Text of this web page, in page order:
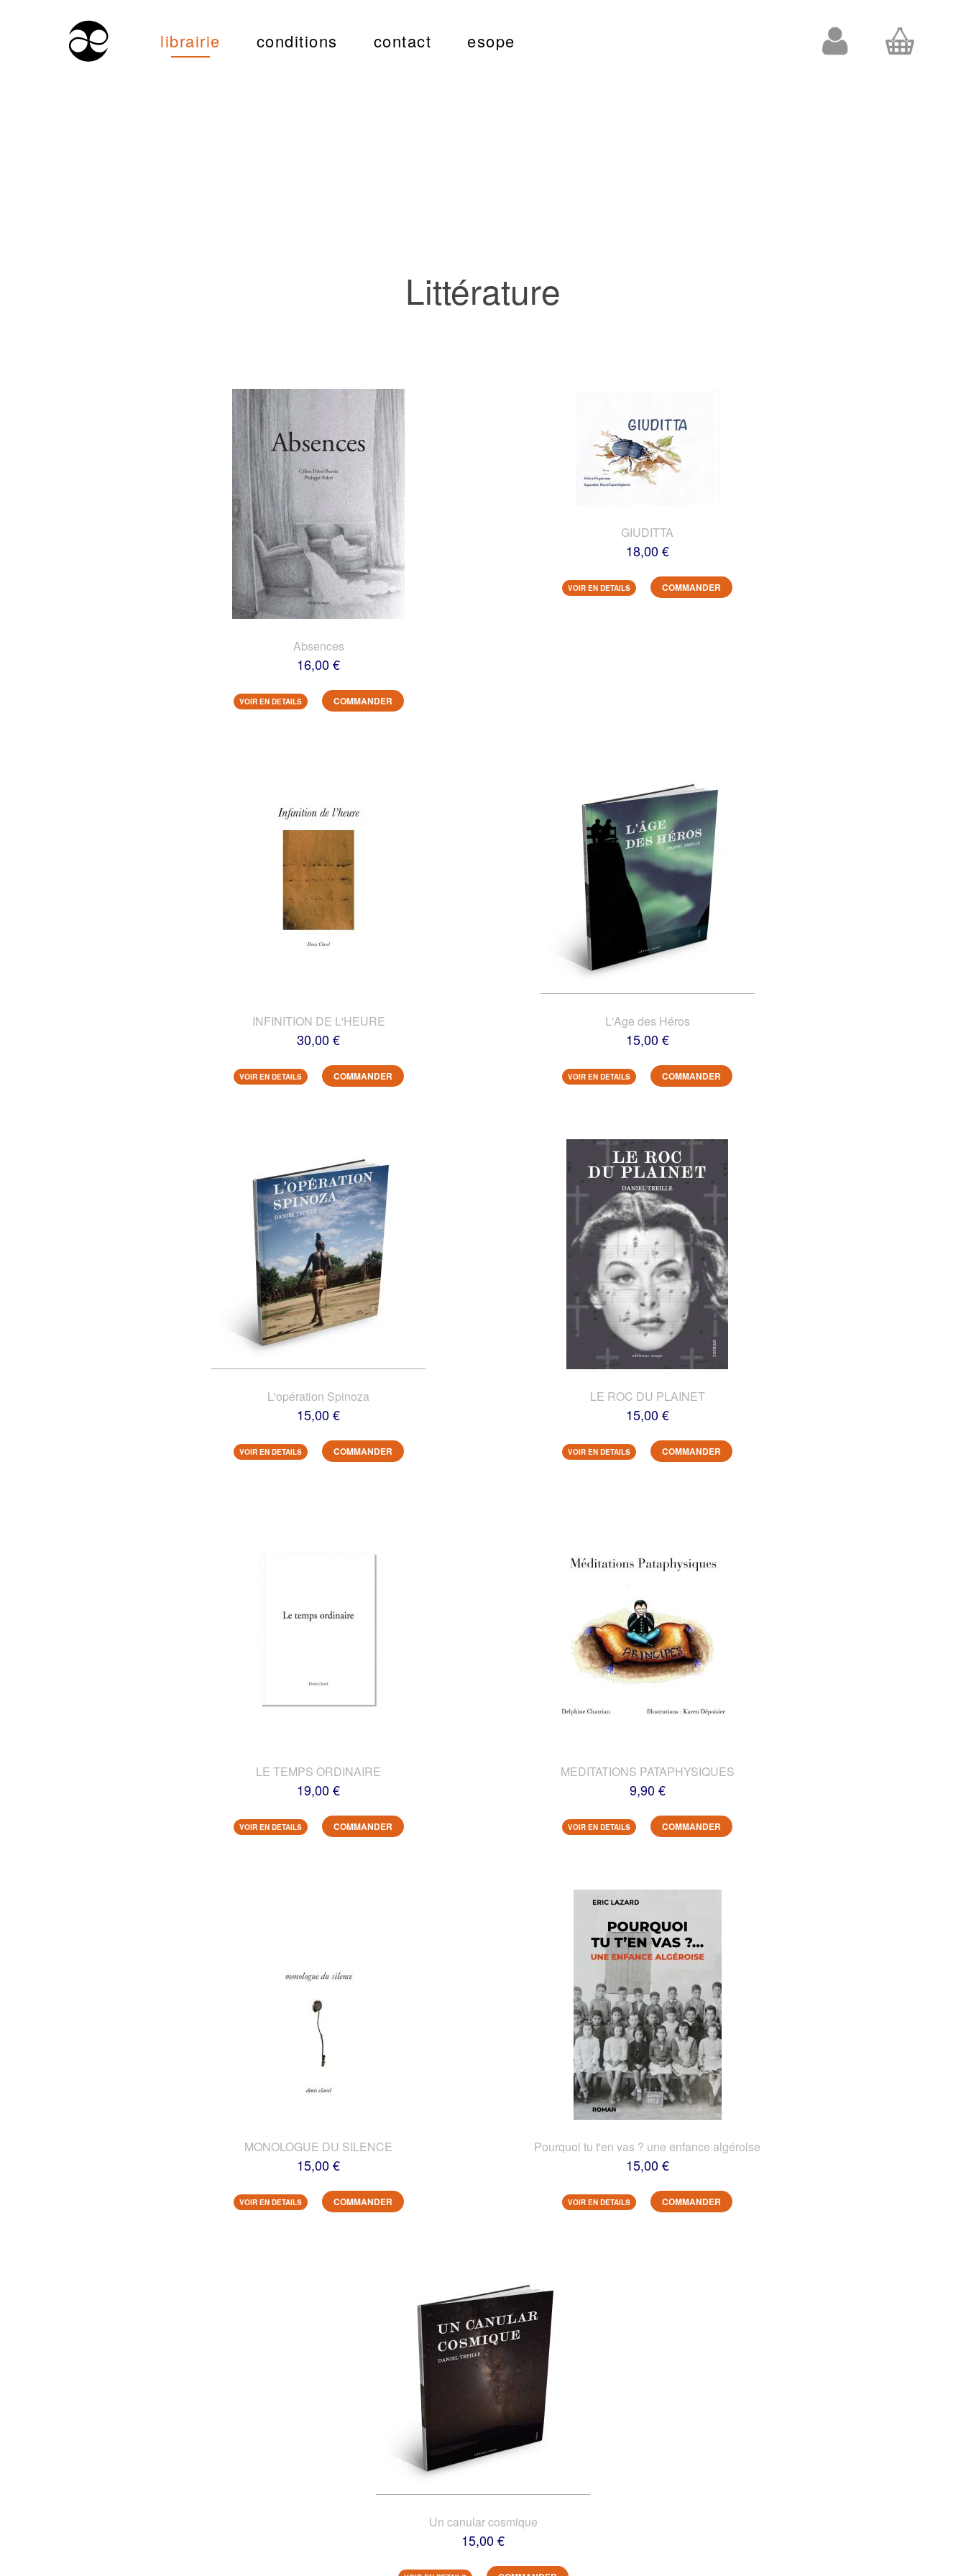
librairie conditions contact esope
Littérature
Absences
16,00 €
VOIR EN DETAILS COMMANDER
GIUDITTA
18,00 €
VOIR EN DETAILS COMMANDER
INFINITION DE L'HEURE
30,00 €
VOIR EN DETAILS COMMANDER
L'Age des Héros
15,00 €
VOIR EN DETAILS COMMANDER
L'opération Spinoza
15,00 €
VOIR EN DETAILS COMMANDER
LE ROC DU PLAINET
15,00 €
VOIR EN DETAILS COMMANDER
LE TEMPS ORDINAIRE
19,00 €
VOIR EN DETAILS COMMANDER
MEDITATIONS PATAPHYSIQUES
9,90 €
VOIR EN DETAILS COMMANDER
MONOLOGUE DU SILENCE
15,00 €
VOIR EN DETAILS COMMANDER
Pourquoi tu t'en vas ? une enfance algéroise
15,00 €
VOIR EN DETAILS COMMANDER
Un canular cosmique
15,00 €